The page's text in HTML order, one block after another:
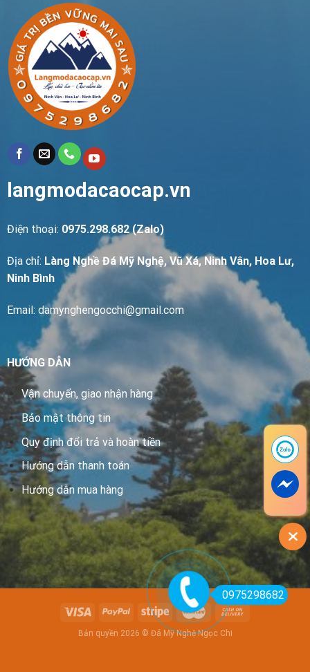
langmodacaocap.vn
Điện thoại: 0975.298.682 (Zalo)
Địa chỉ: Làng Nghề Đá Mỹ Nghệ, Vũ Xá, Ninh Vân, Hoa Lư,
Ninh Bình
Email: damynghengocchi@gmail.com
HƯỚNG DẪN
Vận chuyển, giao nhận hàng
Bảo mật thông tin
Quy định đổi trả và hoàn tiền
Hướng dẫn thanh toán
Hướng dẫn mua hàng
Bản quyền 2026 © Đá Mỹ Nghệ Ngọc Chi
0975298682